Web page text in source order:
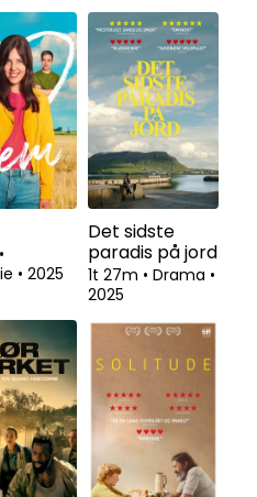
•
• 2025
Det sidste
paradis på jord
1t 27m • Drama •
2025